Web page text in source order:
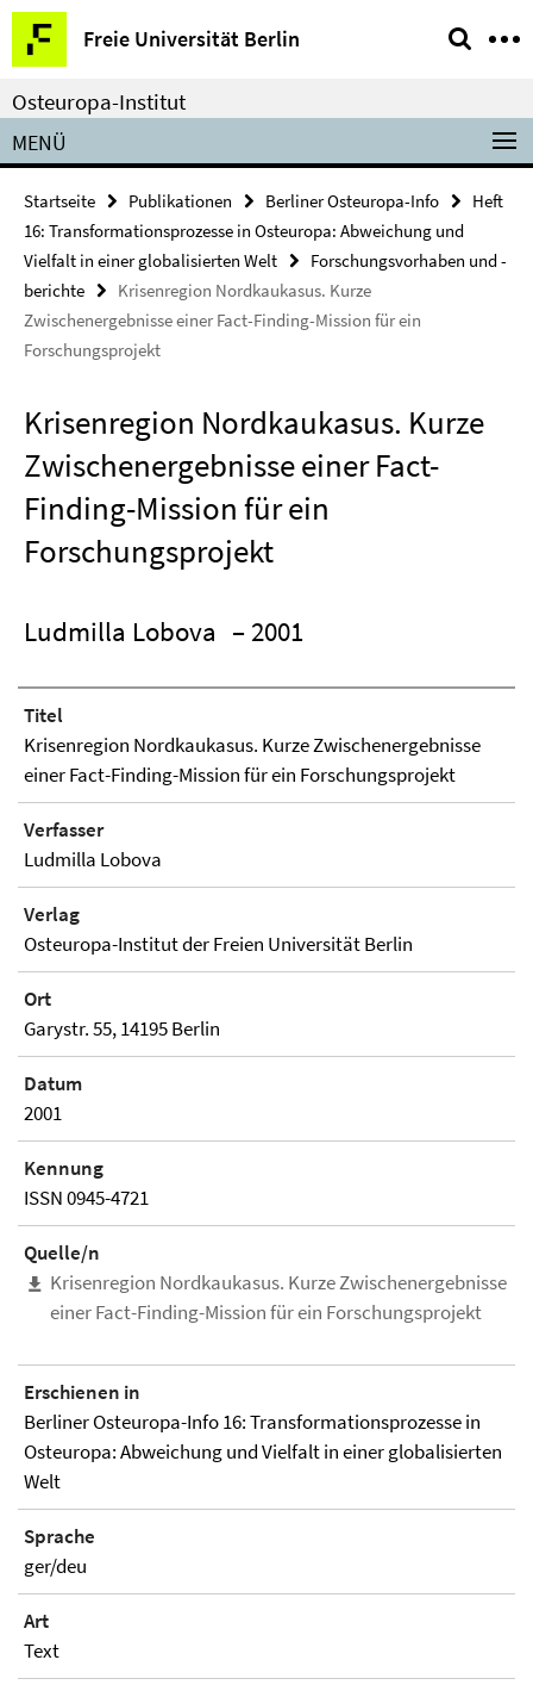
Springe
direkt
zu
Inhalt
Freie Universität Berlin
Service-
Navigation
Osteuropa-Institut
MENÜ
Startseite Publikationen Berliner Osteuropa-Info
Heft
16: Transformationsprozesse in Osteuropa: Abweichung und
Vielfalt in einer globalisierten Welt
Forschungsvorhaben und -
berichte
Krisenregion Nordkaukasus. Kurze
Zwischenergebnisse einer Fact-Finding-Mission für ein
Forschungsprojekt
Krisenregion Nordkaukasus. Kurze
Zwischenergebnisse einer Fact-
Finding-Mission für ein
Forschungsprojekt
Ludmilla Lobova – 2001
Titel
Krisenregion Nordkaukasus. Kurze Zwischenergebnisse
einer Fact-Finding-Mission für ein Forschungsprojekt
Verfasser
Ludmilla Lobova
Verlag
Osteuropa-Institut der Freien Universität Berlin
Ort
Garystr. 55, 14195 Berlin
Datum
2001
Kennung
ISSN 0945-4721
Quelle/n
Krisenregion Nordkaukasus. Kurze Zwischenergebnisse
einer Fact-Finding-Mission für ein Forschungsprojekt
Erschienen in
Berliner Osteuropa-Info 16: Transformationsprozesse in
Osteuropa: Abweichung und Vielfalt in einer globalisierten
Welt
Sprache
ger/deu
Art
Text